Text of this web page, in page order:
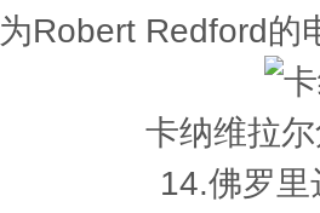
Robert Redford
卡纳维拉
14.佛罗